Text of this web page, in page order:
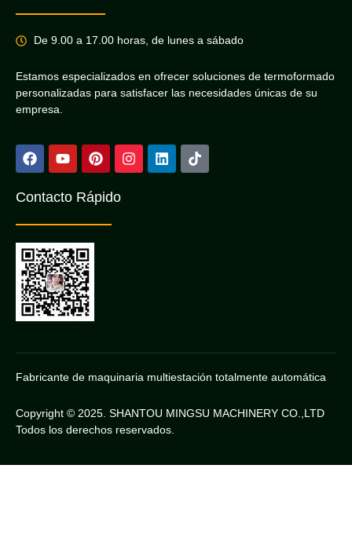
De 9.00 a 17.00 horas, de lunes a sábado
Estamos especializados en ofrecer soluciones de termoformado
personalizadas para satisfacer las necesidades únicas de su
empresa.
Contacto Rápido
Fabricante de maquinaria multiestación totalmente automática
Copyright © 2025. SHANTOU MINGSU MACHINERY CO.,LTD
Todos los derechos reservados.